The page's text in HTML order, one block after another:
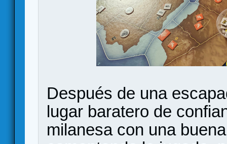
Después de una
lugar baratero de
milanesa con una